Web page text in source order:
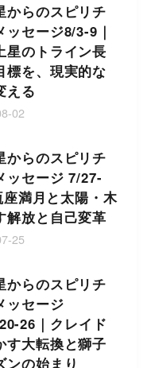
からのスピリチ
ッセージ8/3-9｜
星のトライン長
標を、現実的な
える
02
からのスピリチ
ッセージ 7/27-
満月と太陽・木
解放と自己変革
25
からのスピリチ
ッセージ
26｜クレイド
す大転換と獅子
ンの始まり